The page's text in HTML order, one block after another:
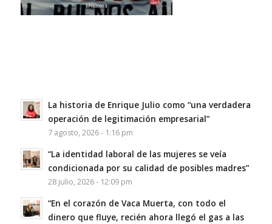
La historia de Enrique Julio como “una verdadera
operación de legitimación empresarial”
7 agosto, 2026 - 1:16 pm
“La identidad laboral de las mujeres se veía
condicionada por su calidad de posibles madres”
28 julio, 2026 - 12:09 pm
“En el corazón de Vaca Muerta, con todo el
dinero que fluye, recién ahora llegó el gas a las